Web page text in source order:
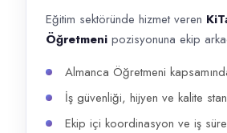
İlan açıklaması
Eğitim sektöründe hizmet veren KiTa Land ,
Eğitim sektöründe hizmet veren
Öğretmeni pozisyonuna ekip
Almanca Öğretmeni
İş güvenliği, hijyen ve kalite
Ekip içi koordinasyon ve iş